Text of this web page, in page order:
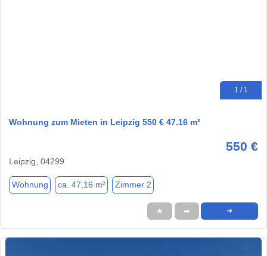
1 / 1
Wohnung zum Mieten in Leipzig 550 € 47.16 m²
550 €
Leipzig, 04299
Wohnung ca. 47,16 m² Zimmer 2
★ ➦ ➜